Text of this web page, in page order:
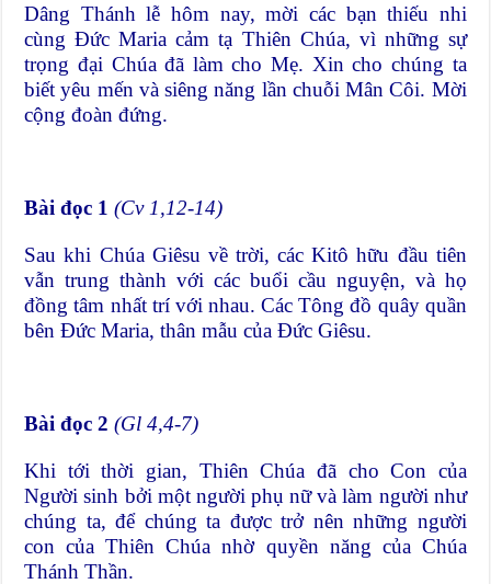
Dâng Thánh lễ hôm nay, mời các bạn thiếu nhi
cùng Đức Maria cảm tạ Thiên Chúa, vì những sự
trọng đại Chúa đã làm cho Mẹ. Xin cho chúng ta
biết yêu mến và siêng năng lần chuỗi Mân Côi. Mời
cộng đoàn đứng.
Bài đọc 1 (Cv 1,12-14)
Sau khi Chúa Giêsu về trời, các Kitô hữu đầu tiên
vẫn trung thành với các buổi cầu nguyện, và họ
đồng tâm nhất trí với nhau. Các Tông đồ quây quần
bên Đức Maria, thân mẫu của Đức Giêsu.
Bài đọc 2 (Gl 4,4-7)
Khi tới thời gian, Thiên Chúa đã cho Con của
Người sinh bởi một người phụ nữ và làm người như
chúng ta, để chúng ta được trở nên những người
con của Thiên Chúa nhờ quyền năng của Chúa
Thánh Thần.